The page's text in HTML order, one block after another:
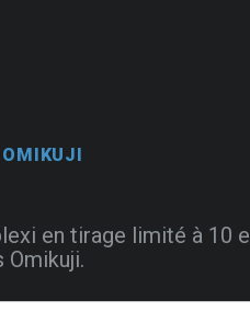
:
en tirage limité à 10